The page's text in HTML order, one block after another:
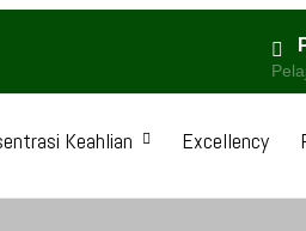
Keahlian Excellency